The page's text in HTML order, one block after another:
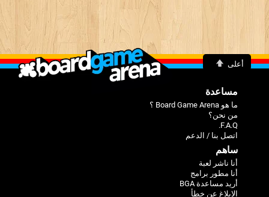
أعلى
مساعدة
ما هو Board Game Arena ؟
من نحن؟
F.A.Q.
اتصل بنا / الدعم
ساهم
أنا ناشر لعبة
أنا مطور برامج
أريد مساعدة BGA
الإبلاغ عن خطأ